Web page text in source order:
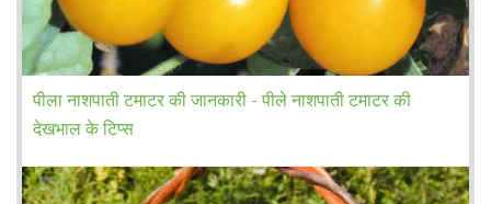
पीला नाशपाती टमाटर की जानकारी - पीले नाशपाती टमाटर की
देखभाल के टिप्स